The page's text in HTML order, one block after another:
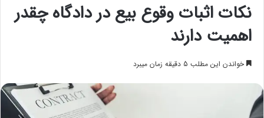
نکات اثبات وقوع بیع در دادگاه چقدر
اهمیت دارند
خواندن این مطلب 5 دقیقه زمان میبرد